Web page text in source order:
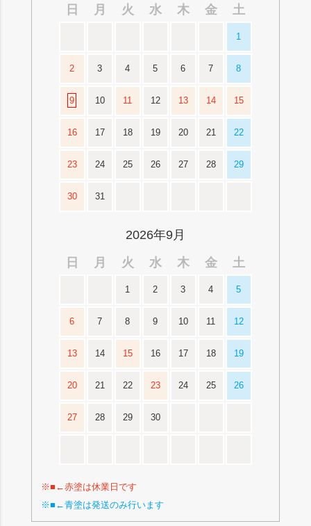
日
月 火 水 木 金 土
1
2 3 4 5 6 7 8
9 10 11 12 13 14 15
16 17 18 19 20 21 22
23 24 25 26 27 28 29
30 31
2026年9月
日
月 火 水 木 金 土
1 2 3 4 5
6 7 8 9 10 11 12
13 14 15 16 17 18 19
20 21 22 23 24 25 26
27 28 29 30
※■←赤塗は休業日です
※■←青塗は発送のみ行います